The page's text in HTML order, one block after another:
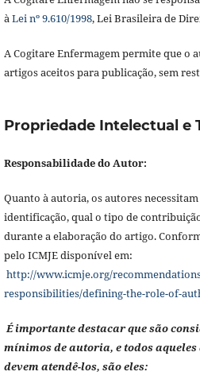
àLei nº 9.610/1998, Lei Brasileira de
A Cogitare Enfermagem permite que o
artigos aceitos para publicação, sem
Propriedade Intelectual e
Responsabilidade do Autor:
Quanto à autoria, os autores
identificação, qual o tipo de
durante a elaboração do artigo.
pelo ICMJE disponível em:
http://www.icmje.org/
responsibilities/defining-the-role-of-
É importante destacar que são
mínimos de autoria, e todos
devem atendê-los, são eles: